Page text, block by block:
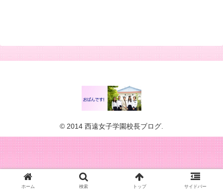
© 2014 西遠女子学園校長ブログ.
ホーム 検索 トップ サイドバー